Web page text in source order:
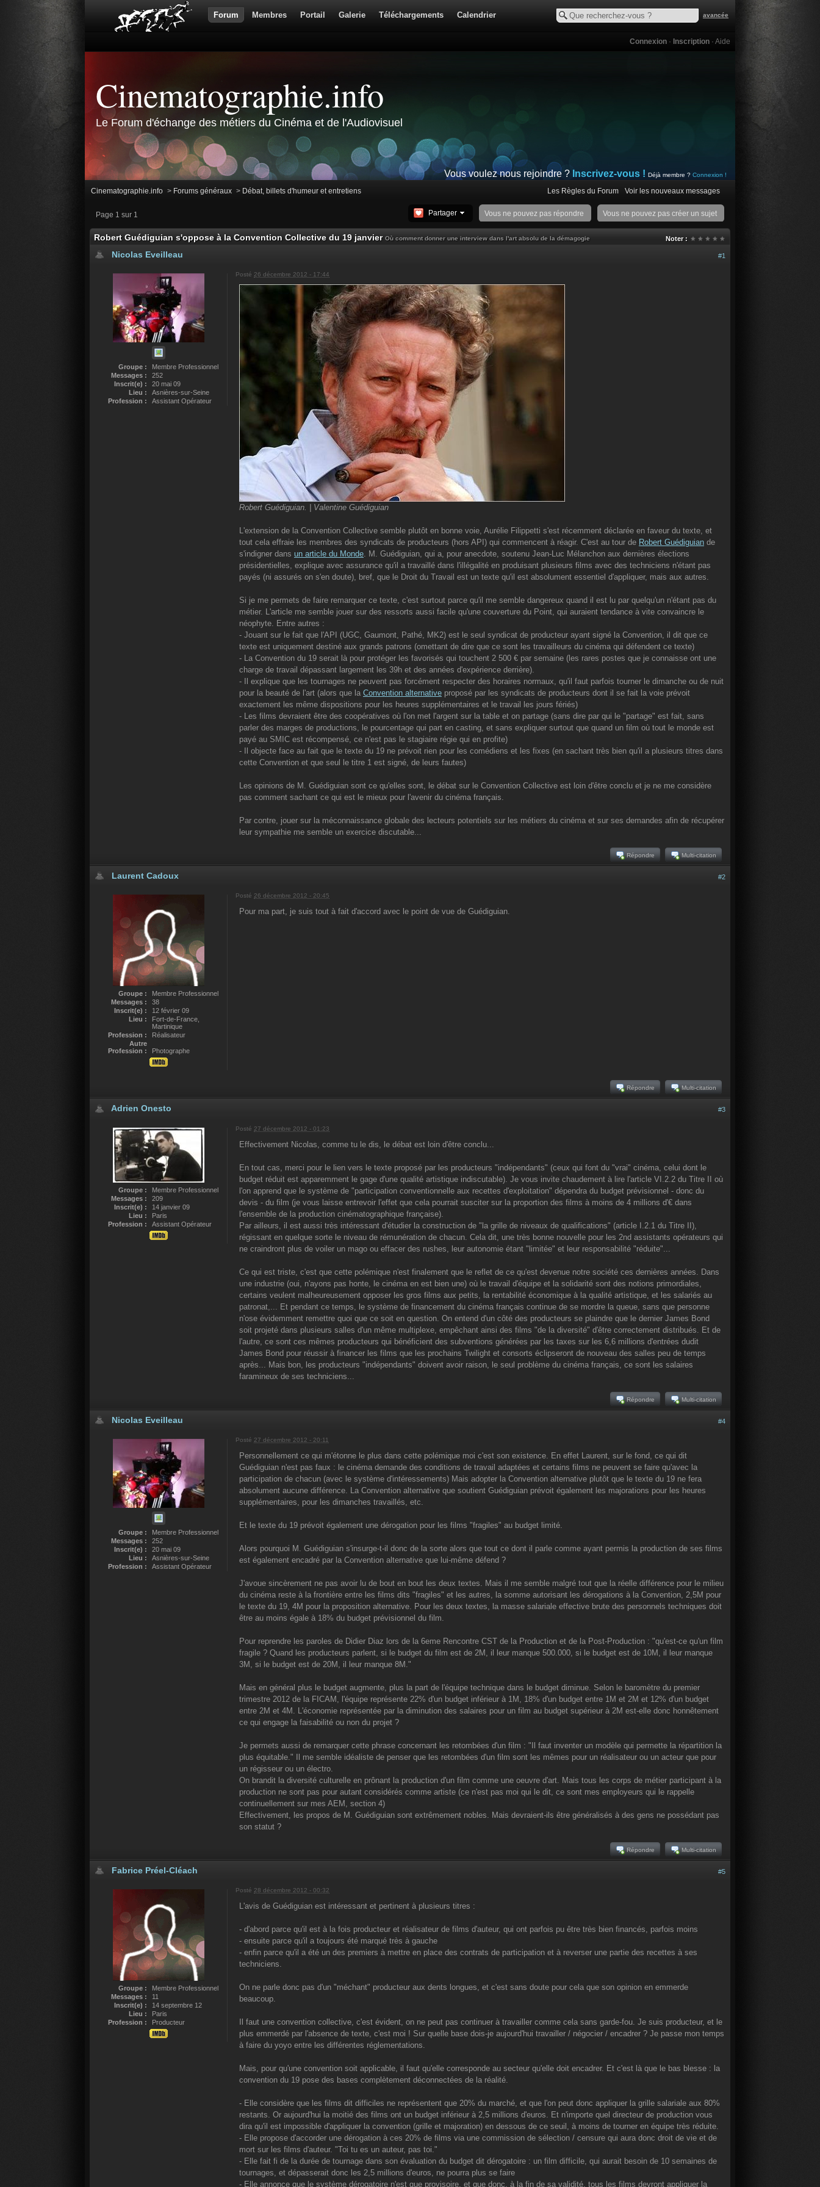
avancée
Forum Membres Portail Galerie Téléchargements Calendrier
Connexion · Inscription · Aide
Cinematographie.info
Le Forum d'échange des métiers du Cinéma et de l'Audiovisuel
Vous voulez nous rejoindre ? Inscrivez-vous ! Déjà membre ? Connexion !
Cinematographie.info > Forums généraux > Débat, billets d'humeur et entretiens Les Règles du Forum Voir les nouveaux messages
Page 1 sur 1 Vous ne pouvez pas créer un sujet
Vous ne pouvez pas répondre
Partager
Robert Guédiguian s'oppose à la Convention Collective du 19 janvier Où comment donner une interview dans l'art absolu de la démagogie Noter :
#1
Nicolas Eveilleau
Groupe :
Membre Professionnel
Messages :
252
Inscrit(e) :
20 mai 09
Lieu :
Asnières-sur-Seine
Profession :
Assistant Opérateur
Posté 26 décembre 2012 - 17:44
Robert Guédiguian. | Valentine Guédiguian
L'extension de la Convention Collective semble plutôt en bonne voie, Aurélie Filippetti s'est récemment déclarée en faveur du texte, et
tout cela effraie les membres des syndicats de producteurs (hors API) qui commencent à réagir. C'est au tour de Robert Guédiguian de
s'indigner dans un article du Monde. M. Guédiguian, qui a, pour anecdote, soutenu Jean-Luc Mélanchon aux dernières élections
présidentielles, explique avec assurance qu'il a travaillé dans l'illégalité en produisant plusieurs films avec des techniciens n'étant pas
payés (ni assurés on s'en doute), bref, que le Droit du Travail est un texte qu'il est absolument essentiel d'appliquer, mais aux autres.
Si je me permets de faire remarquer ce texte, c'est surtout parce qu'il me semble dangereux quand il est lu par quelqu'un n'étant pas du
métier. L'article me semble jouer sur des ressorts aussi facile qu'une couverture du Point, qui auraient tendance à vite convaincre le
néophyte. Entre autres :
- Jouant sur le fait que l'API (UGC, Gaumont, Pathé, MK2) est le seul syndicat de producteur ayant signé la Convention, il dit que ce
texte est uniquement destiné aux grands patrons (omettant de dire que ce sont les travailleurs du cinéma qui défendent ce texte)
- La Convention du 19 serait là pour protéger les favorisés qui touchent 2 500 € par semaine (les rares postes que je connaisse ont une
charge de travail dépassant largement les 39h et des années d'expérience derrière).
- Il explique que les tournages ne peuvent pas forcément respecter des horaires normaux, qu'il faut parfois tourner le dimanche ou de nuit
pour la beauté de l'art (alors que la Convention alternative proposé par les syndicats de producteurs dont il se fait la voie prévoit
exactement les même dispositions pour les heures supplémentaires et le travail les jours fériés)
- Les films devraient être des coopératives où l'on met l'argent sur la table et on partage (sans dire par qui le "partage" est fait, sans
parler des marges de productions, le pourcentage qui part en casting, et sans expliquer surtout que quand un film où tout le monde est
payé au SMIC est récompensé, ce n'est pas le stagiaire régie qui en profite)
- Il objecte face au fait que le texte du 19 ne prévoit rien pour les comédiens et les fixes (en sachant très bien qu'il a plusieurs titres dans
cette Convention et que seul le titre 1 est signé, de leurs fautes)
Les opinions de M. Guédiguian sont ce qu'elles sont, le débat sur le Convention Collective est loin d'être conclu et je ne me considère
pas comment sachant ce qui est le mieux pour l'avenir du cinéma français.
Par contre, jouer sur la méconnaissance globale des lecteurs potentiels sur les métiers du cinéma et sur ses demandes afin de récupérer
leur sympathie me semble un exercice discutable...
Multi-citation
Répondre
#2
Laurent Cadoux
Groupe :
Membre Professionnel
Messages :
38
Inscrit(e) :
12 février 09
Lieu :
Fort-de-France,
Martinique
Profession :
Réalisateur
Autre
Profession :
Photographe
Posté 26 décembre 2012 - 20:45
Pour ma part, je suis tout à fait d'accord avec le point de vue de Guédiguian.
Multi-citation
Répondre
#3
Adrien Onesto
Groupe :
Membre Professionnel
Messages :
209
Inscrit(e) :
14 janvier 09
Lieu :
Paris
Profession :
Assistant Opérateur
Posté 27 décembre 2012 - 01:23
Effectivement Nicolas, comme tu le dis, le débat est loin d'être conclu...
En tout cas, merci pour le lien vers le texte proposé par les producteurs "indépendants" (ceux qui font du "vrai" cinéma, celui dont le
budget réduit est apparemment le gage d'une qualité artistique indiscutable). Je vous invite chaudement à lire l'article VI.2.2 du Titre II où
l'on apprend que le système de "participation conventionnelle aux recettes d'exploitation" dépendra du budget prévisionnel - donc du
devis - du film (je vous laisse entrevoir l'effet que cela pourrait susciter sur la proportion des films à moins de 4 millions d'€ dans
l'ensemble de la production cinématographique française).
Par ailleurs, il est aussi très intéressant d'étudier la construction de "la grille de niveaux de qualifications" (article I.2.1 du Titre II),
régissant en quelque sorte le niveau de rémunération de chacun. Cela dit, une très bonne nouvelle pour les 2nd assistants opérateurs qui
ne craindront plus de voiler un mago ou effacer des rushes, leur autonomie étant "limitée" et leur responsabilité "réduite"...
Ce qui est triste, c'est que cette polémique n'est finalement que le reflet de ce qu'est devenue notre société ces dernières années. Dans
une industrie (oui, n'ayons pas honte, le cinéma en est bien une) où le travail d'équipe et la solidarité sont des notions primordiales,
certains veulent malheureusement opposer les gros films aux petits, la rentabilité économique à la qualité artistique, et les salariés au
patronat,... Et pendant ce temps, le système de financement du cinéma français continue de se mordre la queue, sans que personne
n'ose évidemment remettre quoi que ce soit en question. On entend d'un côté des producteurs se plaindre que le dernier James Bond
soit projeté dans plusieurs salles d'un même multiplexe, empêchant ainsi des films "de la diversité" d'être correctement distribués. Et de
l'autre, ce sont ces mêmes producteurs qui bénéficient des subventions générées par les taxes sur les 6,6 millions d'entrées dudit
James Bond pour réussir à financer les films que les prochains Twilight et consorts éclipseront de nouveau des salles peu de temps
après... Mais bon, les producteurs "indépendants" doivent avoir raison, le seul problème du cinéma français, ce sont les salaires
faramineux de ses techniciens...
Multi-citation
Répondre
#4
Nicolas Eveilleau
Groupe :
Membre Professionnel
Messages :
252
Inscrit(e) :
20 mai 09
Lieu :
Asnières-sur-Seine
Profession :
Assistant Opérateur
Posté 27 décembre 2012 - 20:11
Personnellement ce qui m'étonne le plus dans cette polémique moi c'est son existence. En effet Laurent, sur le fond, ce qui dit
Guédiguian n'est pas faux : le cinéma demande des conditions de travail adaptées et certains films ne peuvent se faire qu'avec la
participation de chacun (avec le système d'intéressements) Mais adopter la Convention alternative plutôt que le texte du 19 ne fera
absolument aucune différence. La Convention alternative que soutient Guédiguian prévoit également les majorations pour les heures
supplémentaires, pour les dimanches travaillés, etc.
Et le texte du 19 prévoit également une dérogation pour les films "fragiles" au budget limité.
Alors pourquoi M. Guédiguian s'insurge-t-il donc de la sorte alors que tout ce dont il parle comme ayant permis la production de ses films
est également encadré par la Convention alternative que lui-même défend ?
J'avoue sincèrement ne pas avoir lu de bout en bout les deux textes. Mais il me semble malgré tout que la réelle différence pour le milieu
du cinéma reste à la frontière entre les films dits "fragiles" et les autres, la somme autorisant les dérogations à la Convention, 2,5M pour
le texte du 19, 4M pour la proposition alternative. Pour les deux textes, la masse salariale effective brute des personnels techniques doit
être au moins égale à 18% du budget prévisionnel du film.
Pour reprendre les paroles de Didier Diaz lors de la 6eme Rencontre CST de la Production et de la Post-Production : "qu'est-ce qu'un film
fragile ? Quand les producteurs parlent, si le budget du film est de 2M, il leur manque 500.000, si le budget est de 10M, il leur manque
3M, si le budget est de 20M, il leur manque 8M."
Mais en général plus le budget augmente, plus la part de l'équipe technique dans le budget diminue. Selon le baromètre du premier
trimestre 2012 de la FICAM, l'équipe représente 22% d'un budget inférieur à 1M, 18% d'un budget entre 1M et 2M et 12% d'un budget
entre 2M et 4M. L'économie représentée par la diminution des salaires pour un film au budget supérieur à 2M est-elle donc honnêtement
ce qui engage la faisabilité ou non du projet ?
Je permets aussi de remarquer cette phrase concernant les retombées d'un film : "Il faut inventer un modèle qui permette la répartition la
plus équitable." Il me semble idéaliste de penser que les retombées d'un film sont les mêmes pour un réalisateur ou un acteur que pour
un régisseur ou un électro.
On brandit la diversité culturelle en prônant la production d'un film comme une oeuvre d'art. Mais tous les corps de métier participant à la
production ne sont pas pour autant considérés comme artiste (ce n'est pas moi qui le dit, ce sont mes employeurs qui le rappelle
continuellement sur mes AEM, section 4)
Effectivement, les propos de M. Guédiguian sont extrêmement nobles. Mais devraient-ils être généralisés à des gens ne possédant pas
son statut ?
Multi-citation
Répondre
#5
Fabrice Préel-Cléach
Groupe :
Membre Professionnel
Messages :
11
Inscrit(e) :
14 septembre 12
Lieu :
Paris
Profession :
Producteur
Posté 28 décembre 2012 - 00:32
L'avis de Guédiguian est intéressant et pertinent à plusieurs titres :
- d'abord parce qu'il est à la fois producteur et réalisateur de films d'auteur, qui ont parfois pu être très bien financés, parfois moins
- ensuite parce qu'il a toujours été marqué très à gauche
- enfin parce qu'il a été un des premiers à mettre en place des contrats de participation et à reverser une partie des recettes à ses
techniciens.
On ne parle donc pas d'un "méchant" producteur aux dents longues, et c'est sans doute pour cela que son opinion en emmerde
beaucoup.
Il faut une convention collective, c'est évident, on ne peut pas continuer à travailler comme cela sans garde-fou. Je suis producteur, et le
plus emmerdé par l'absence de texte, c'est moi ! Sur quelle base dois-je aujourd'hui travailler / négocier / encadrer ? Je passe mon temps
à faire du yoyo entre les différentes réglementations.
Mais, pour qu'une convention soit applicable, il faut qu'elle corresponde au secteur qu'elle doit encadrer. Et c'est là que le bas blesse : la
convention du 19 pose des bases complètement déconnectées de la réalité.
- Elle considère que les films dit difficiles ne représentent que 20% du marché, et que l'on peut donc appliquer la grille salariale aux 80%
restants. Or aujourd'hui la moitié des films ont un budget inférieur à 2,5 millions d'euros. Et n'importe quel directeur de production vous
dira qu'il est impossible d'appliquer la convention (grille et majoration) en dessous de ce seuil, à moins de tourner en équipe très réduite.
- Elle propose d'accorder une dérogation à ces 20% de films via une commission de sélection / censure qui aura donc droit de vie et de
mort sur les films d'auteur. "Toi tu es un auteur, pas toi."
- Elle fait fi de la durée de tournage dans son évaluation du budget dit dérogatoire : un film difficile, qui aurait besoin de 10 semaines de
tournages, et dépasserait donc les 2,5 millions d'euros, ne pourra plus se faire
- Elle annonce que le système dérogatoire n'est que provisoire, et que donc, à la fin de sa validité, tous les films devront appliquer la